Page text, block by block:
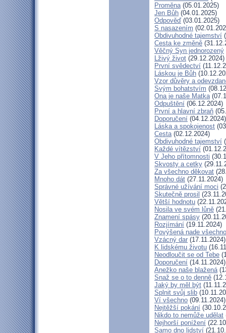
Proměna(05.01.2025)
Jen Bůh (04.01.2025)
Odpověď (03.01.2025)
S nasazením
Obdivuhodné tajemství
Cesta ke změně
Věčný Syn jednorozený
Lživý život (29.12.2024)
První svědectví
Láskou je Bůh
Vzor důvěry a
Svým bohatstvím
Ona je naše Matka
Odpuštění (06.12.2024)
První a hlavní zbraň
Doporučení (04.12.2024)
Láska a spokojenost
Cesta(02.12.2024)
Obdivuhodné tajemství
Každé vítězství
V Jeho přítomnosti
Skvosty a cetky
Za všechno děkovat
Mnoho dát (27.11.2024)
Správné užívání moci
Skutečně prosil
Větší hodnotu
Nosila ve svém lůně
Znamení spásy
Rozjímání (19.11.2024)
Povýšená nade všechno
Vzácný dar (17.11.2024)
K lidskému životu
Neodloučit se od Tebe
Doporučení (14.11.2024)
Anežko naše blažená
Snaž se o to denně
Jaký by měl být
Splnit svůj slib
Ví všechno (09.11.2024)
Nejtěžší pokání
Nikdo to nemůže udělat
Nejhorší ponížení
Samo dno lidství